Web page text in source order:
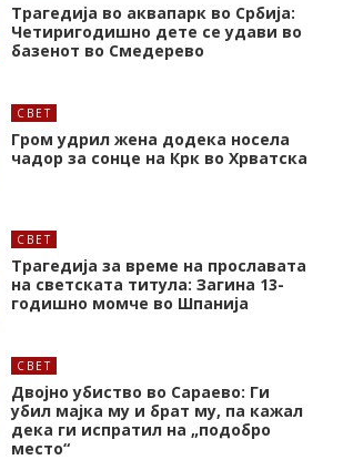
Трагедија во аквапарк во Србија:
Четиригодишно дете се удави во
базенот во Смедерево
СВЕТ
Гром удрил жена додека носела
чадор за сонце на Крк во Хрватска
СВЕТ
Трагедија за време на прославата
на светската титула: Загина 13-
годишно момче во Шпанија
СВЕТ
Двојно убиство во Сараево: Ги
убил мајка му и брат му, па кажал
дека ги испратил на „подобро
место“